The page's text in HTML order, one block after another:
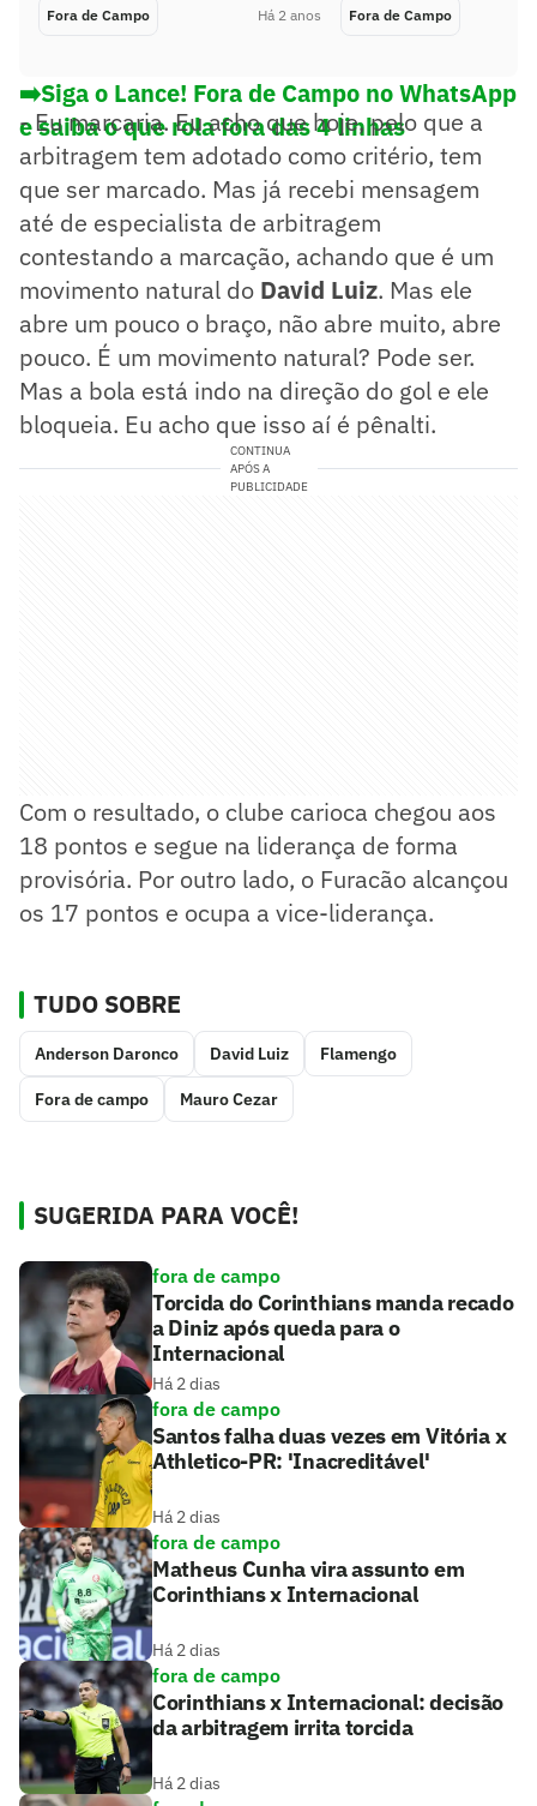
Fora de Campo Há 2 anos Fora de Campo
➡️Siga o Lance! Fora de Campo no WhatsApp
e saiba o que rola fora das 4 linhas
- Eu marcaria. Eu acho que hoje, pelo que a
arbitragem tem adotado como critério, tem
que ser marcado. Mas já recebi mensagem
até de especialista de arbitragem
contestando a marcação, achando que é um
movimento natural do David Luiz. Mas ele
abre um pouco o braço, não abre muito, abre
pouco. É um movimento natural? Pode ser.
Mas a bola está indo na direção do gol e ele
bloqueia. Eu acho que isso aí é pênalti.
CONTINUA
APÓS A
PUBLICIDADE
Com o resultado, o clube carioca chegou aos
18 pontos e segue na liderança de forma
provisória. Por outro lado, o Furacão alcançou
os 17 pontos e ocupa a vice-liderança.
TUDO SOBRE
Anderson Daronco David Luiz Flamengo
Fora de campo Mauro Cezar
SUGERIDA PARA VOCÊ!
fora de campo
Torcida do Corinthians manda recado
a Diniz após queda para o
Internacional
Há 2 dias
fora de campo
Santos falha duas vezes em Vitória x
Athletico-PR: 'Inacreditável'
Há 2 dias
fora de campo
Matheus Cunha vira assunto em
Corinthians x Internacional
Há 2 dias
fora de campo
Corinthians x Internacional: decisão
da arbitragem irrita torcida
Há 2 dias